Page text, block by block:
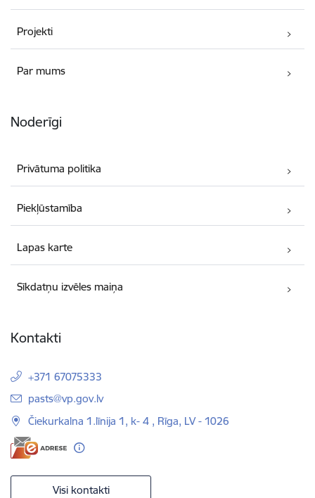
Projekti
Par mums
Noderīgi
Privātuma politika
Piekļūstamība
Lapas karte
Sīkdatņu izvēles maiņa
Kontakti
+371 67075333
E-pasts:
pasts@vp.gov.lv
Čiekurkalna 1.līnija 1, k- 4 , Rīga, LV - 1026
Visi kontakti